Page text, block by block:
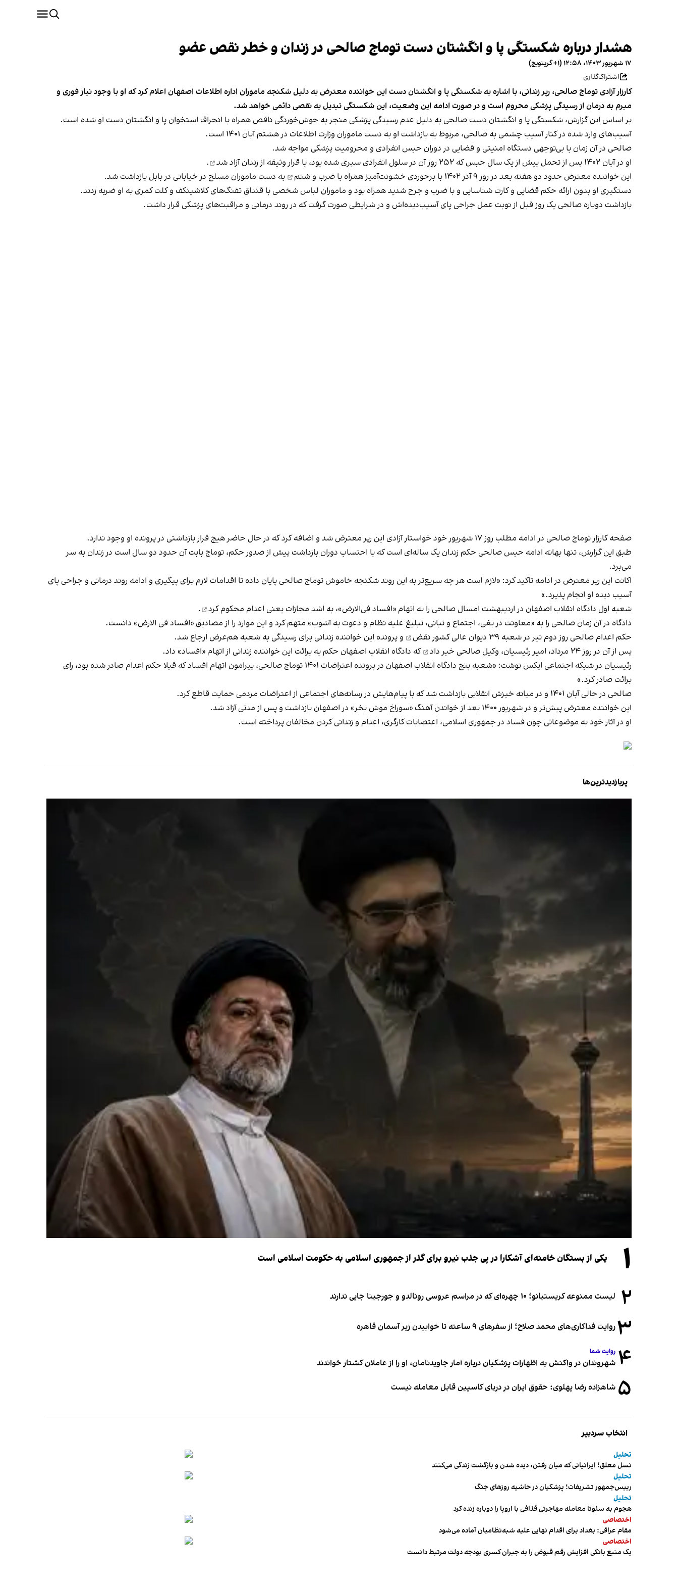
هشدار درباره شکستگی پا و انگشتان دست توماج‌ صالحی در زندان و خطر نقص عضو
۱۷ شهریور ۱۴۰۳، ۱۲:۵۸ (‎+۱ گرینویچ)
اشتراک‌گذاری
کارزار آزادی توماج صالحی، رپر زندانی، با اشاره به شکستگی پا و انگشتان دست این خواننده معترض به دلیل شکنجه‌ ماموران اداره اطلاعات اصفهان اعلام کرد که او با وجود نیاز فوری و
مبرم به درمان از رسیدگی پزشکی محروم است و در صورت ادامه این وضعیت، این شکستگی تبدیل به نقصی دائمی خواهد شد.
بر اساس این گزارش، شکستگی پا و انگشتان دست صالحی به دلیل عدم رسیدگی پزشکی منجر به جوش‌خوردگی ناقص همراه با انحراف استخوان پا و انگشتان دست او شده است.
آسیب‌های وارد شده در کنار آسیب چشمی به صالحی، مربوط به بازداشت او به دست ماموران وزارت اطلاعات در هشتم آبان ۱۴۰۱ است.
صالحی در آن زمان با بی‌توجهی دستگاه امنیتی و قضایی در دوران حبس انفرادی و محرومیت پزشکی مواجه شد.
او در آبان ۱۴۰۲ پس از تحمل بیش از یک سال حبس که ۲۵۲ روز آن در سلول انفرادی سپری شده بود، با قرار وثیقه
از زندان آزاد شد
.
این خواننده معترض حدود دو هفته بعد در روز ۹ آذر ۱۴۰۲ با برخوردی خشونت‌آمیز
همراه با ضرب و شتم
به دست ماموران مسلح در خیابانی در بابل بازداشت شد.
دستگیری او بدون ارائه حکم قضایی و کارت شناسایی و با ضرب و جرح شدید همراه بود و ماموران لباس شخصی با قنداق تفنگ‌های کلاشینکف و کلت کمری به او ضربه زدند.
بازداشت دوباره صالحی یک روز قبل از نوبت عمل جراحی پای آسیب‌دیده‌اش و در شرایطی صورت گرفت که در روند درمانی و مراقبت‌های پزشکی قرار داشت.
صفحه کارزار توماج صالحی در ادامه مطلب روز ۱۷ شهریور خود خواستار آزادی این رپر معترض شد و اضافه کرد که در حال حاضر هیچ قرار بازداشتی در پرونده او وجود ندارد.
طبق این گزارش، تنها بهانه ادامه حبس صالحی حکم زندان یک ساله‌ای است که با احتساب دوران بازداشت پیش از صدور حکم، توماج بابت آن حدود دو سال است در زندان به سر
می‌برد.
اکانت این رپر معترض در ادامه تاکید کرد: «لازم است هر چه سریع‌تر به این روند شکنجه خاموش توماج صالحی پایان داده تا اقدامات لازم برای پیگیری و ادامه روند درمانی و جراحی پای
آسیب دیده او انجام پذیرد.»
شعبه اول دادگاه انقلاب اصفهان در اردیبهشت‌ امسال صالحی را به اتهام «افساد فی‌الارض»، به اشد مجازات یعنی اعدام محکوم کرد
.
دادگاه در آن زمان صالحی را به «معاونت در بغی، اجتماع و تبانی، تبلیغ علیه نظام و دعوت به آشوب» متهم کرد و این موارد را از مصادیق «افساد فی الارض» دانست.
حکم اعدام صالحی روز دوم تیر در شعبه ٣٩ دیوان عالی کشور
نقض
و پرونده این خواننده زندانی برای رسیدگی به شعبه هم‌عرض ارجاع شد.
پس از آن در روز ۲۴ مرداد، امیر رئیسیان، وکیل صالحی
خبر داد
که دادگاه انقلاب اصفهان حکم به برائت این خواننده زندانی از اتهام «افساد» داد.
رئیسیان در شبکه اجتماعی ایکس نوشت: «شعبه پنج دادگاه انقلاب اصفهان در پرونده اعتراضات ۱۴۰۱ توماج صالحی، پیرامون اتهام افساد که قبلا حکم اعدام صادر شده بود، رای
برائت صادر کرد.»
صالحی در حالی آبان‌ ۱۴۰۱ و در میانه خیزش انقلابی بازداشت شد که با پیام‌هایش در رسانه‌های اجتماعی از اعتراضات مردمی حمایت قاطع کرد.
این خواننده معترض پیش‌تر و در شهریور ۱۴۰۰ بعد از خواندن آهنگ «‌سوراخ موش بخر» در اصفهان بازداشت و پس از مدتی آزاد شد.
او در آثار خود به موضوعاتی چون فساد در جمهوری اسلامی، اعتصابات کارگری، اعدام‌ و زندانی کردن مخالفان پرداخته است.
پربازدیدترین‌ها
۱ یکی از بستگان خامنه‌ای آشکارا در پی جذب نیرو برای گذر از جمهوری اسلامی به حکومت اسلامی است
۲ لیست ممنوعه کریستیانو؛ ۱۰ چهره‌ای که در مراسم عروسی رونالدو و جورجینا جایی ندارند
۳روایت فداکاری‌های محمد صلاح؛ از سفرهای ۹ ساعته تا خوابیدن زیر آسمان قاهره
۴ روایت شما
شهروندان در واکنش به اظهارات پزشکیان درباره آمار جاویدنامان، او را از عاملان کشتار خواندند
۵ شاهزاده رضا پهلوی: حقوق ایران در دریای کاسپین قابل معامله نیست
انتخاب سردبیر
تحلیل
نسل معلق؛ ایرانیانی که میان رفتن، دیده شدن و بازگشت زندگی می‌کنند
تحلیل
رییس‌جمهور تشریفات؛ پزشکیان در حاشیه روزهای جنگ
تحلیل
هجوم به سئوتا معامله مهاجرتی قذافی با اروپا را دوباره زنده کرد
اختصاصی
مقام عراقی: بغداد برای اقدام نهایی علیه شبه‌نظامیان آماده می‌شود
اختصاصی
یک منبع بانکی افزایش رقم قبوض را به جبران کسری بودجه دولت مرتبط دانست